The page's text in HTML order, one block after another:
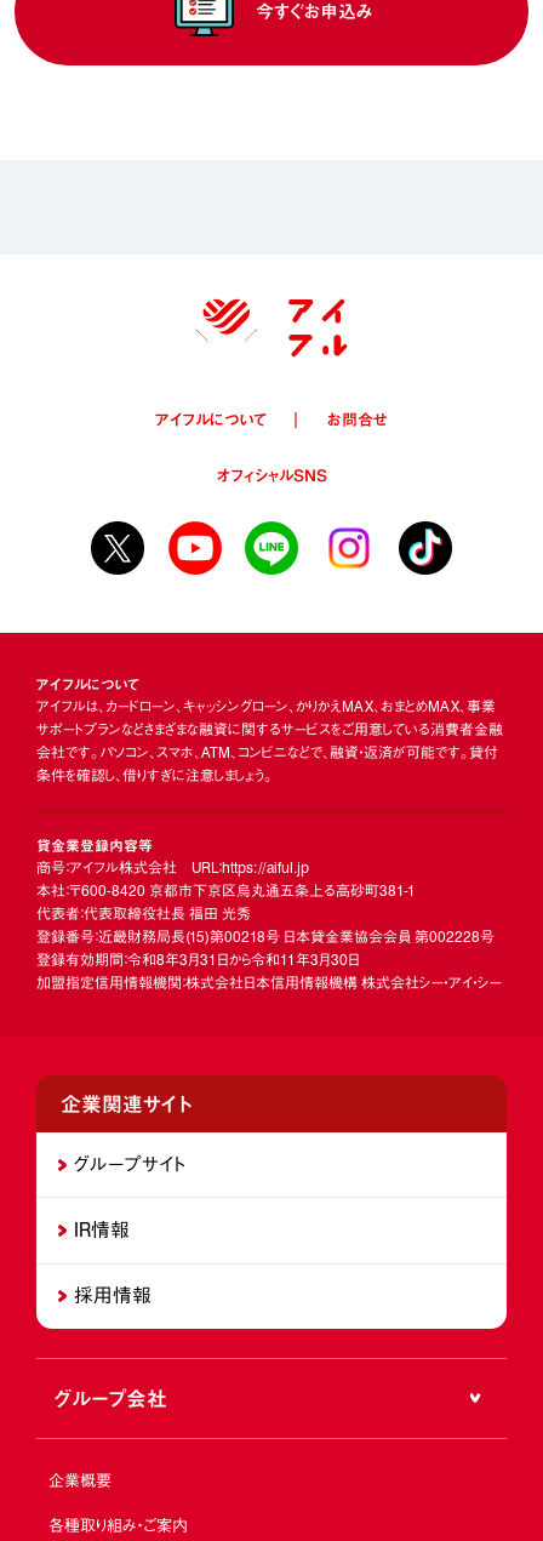
今すぐお申込み
アイフルについて お問合せ
オフィシャルSNS
アイフルについて
アイフルは、カードローン、キャッシングローン、かりかえMAX、おまとめMAX、事業
サポートプランなどさまざまな融資に関するサービスをご用意している消費者金融
会社です。パソコン、スマホ、ATM、コンビニなどで、融資・返済が可能です。貸付
条件を確認し、借りすぎに注意しましょう。
貸金業登録内容等
商号：アイフル株式会社 URL：https://aiful.jp
本社：〒600-8420 京都市下京区烏丸通五条上る高砂町381-1
代表者：代表取締役社長 福田 光秀
登録番号：近畿財務局長(15)第00218号 日本貸金業協会会員 第002228号
登録有効期間：令和8年3月31日から令和11年3月30日
加盟指定信用情報機関：株式会社日本信用情報機構 株式会社シー・アイ・シー
企業関連サイト
グループサイト
IR情報
採用情報
グループ会社
企業概要
各種取り組み・ご案内